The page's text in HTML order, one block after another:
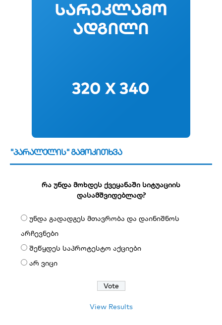
"პარალელის" გამოკითხვა
რა უნდა მოხდეს ქვეყანაში სიტუაციის
დასამშვიდებლად?
უნდა გადადგეს მთავრობა და დაინიშნოს
არჩევნები
შეწყდეს საპროტესტო აქციები
არ ვიცი
View Results